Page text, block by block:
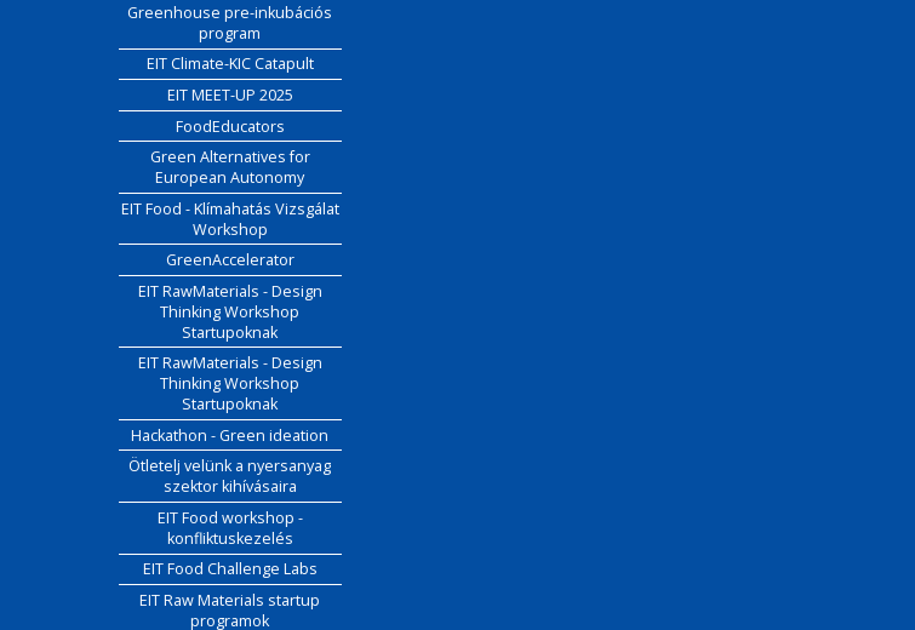
Greenhouse pre-inkubációs
program
EIT Climate-KIC Catapult
EIT MEET-UP 2025
FoodEducators
Green Alternatives for
European Autonomy
EIT Food - Klímahatás Vizsgálat
Workshop
GreenAccelerator
EIT RawMaterials - Design
Thinking Workshop
Startupoknak
EIT RawMaterials - Design
Thinking Workshop
Startupoknak
Hackathon - Green ideation
Ötletelj velünk a nyersanyag
szektor kihívásaira
EIT Food workshop -
konfliktuskezelés
EIT Food Challenge Labs
EIT Raw Materials startup
programok